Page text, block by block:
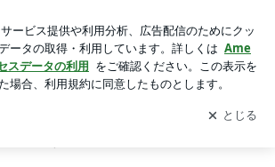
ドして ブログの更新通知
を受け取りまし
開く